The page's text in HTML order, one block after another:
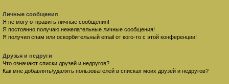
Личные сообщения
Я не могу отправить личные сообщения!
Я постоянно получаю нежелательные личные сообщения!
Я получил спам или оскорбительный email от кого-то с этой конференции!
Друзья и недруги
Что означают списки друзей и недругов?
Как мне добавлять/удалять пользователей в списках моих друзей и недругов?